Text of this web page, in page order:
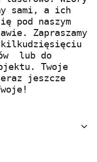
sami, a ich
pod naszym
Zapraszamy
kilkudzięsięciu
lub do
Twoje
jeszcze